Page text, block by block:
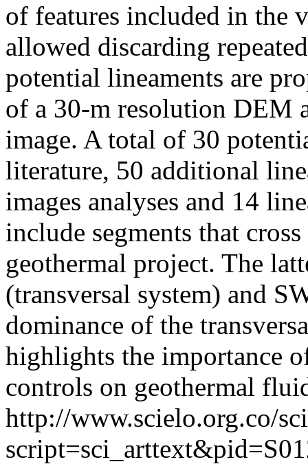
of features included in the
allowed discarding
potential lineaments are
of a 30-m resolution DEM
image. A total of 30
literature, 50 additional
images analyses and 14
include segments that
geothermal project. The
(transversal system) and
dominance of the
highlights the importance
controls on geothermal
http://www.scielo.org.co/